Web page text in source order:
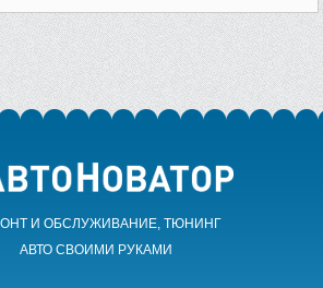
И ОБСЛУЖИВАНИЕ, ТЮНИНГ
АВТО CВОИМИ РУКАМИ